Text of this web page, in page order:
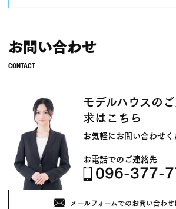
お問い合わせ
モデルハウスの
求はこちら
お気軽にお問い合わせく
お電話でのご連絡先
096-377-
メールフォームでのお問い合わ